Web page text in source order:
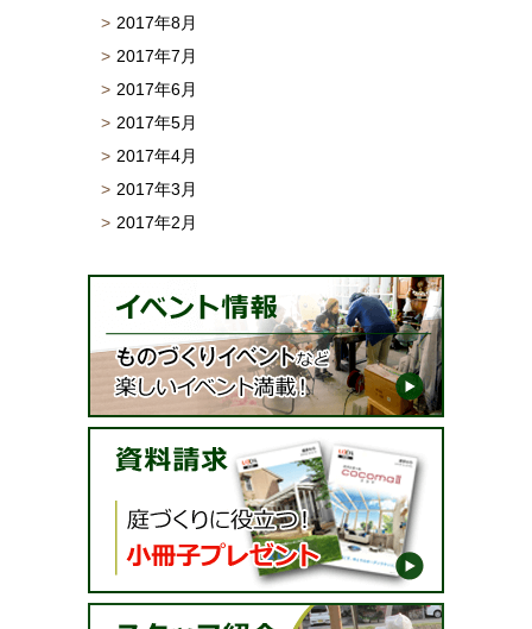
2017年8月
2017年7月
2017年6月
2017年5月
2017年4月
2017年3月
2017年2月